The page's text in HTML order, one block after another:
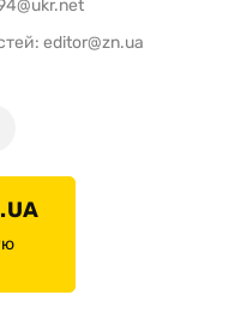
editor@zn.ua